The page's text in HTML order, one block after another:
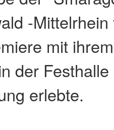
-
mit
der
erlebte.